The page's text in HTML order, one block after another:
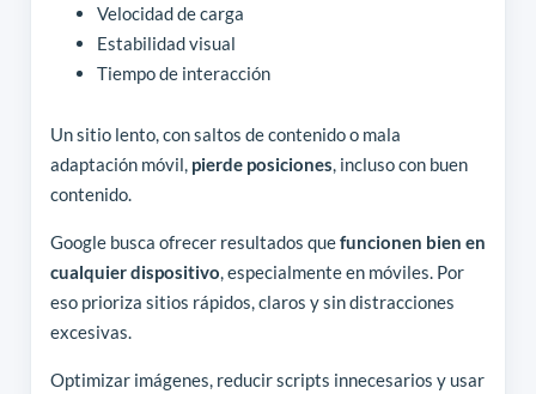
Velocidad de carga
Estabilidad visual
Tiempo de interacción
Un sitio lento, con saltos de contenido o mala
adaptación móvil, pierde posiciones, incluso con buen
contenido.
Google busca ofrecer resultados quefuncionen bien en
cualquier dispositivo, especialmente en móviles. Por
eso prioriza sitios rápidos, claros y sin distracciones
excesivas.
Optimizar imágenes, reducir scripts innecesarios y usar